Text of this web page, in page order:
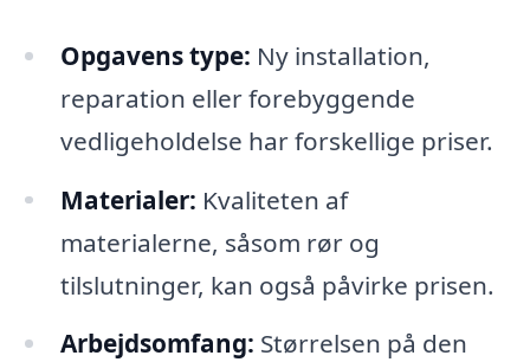
Opgavens type: Ny installation,
reparation eller forebyggende
vedligeholdelse har forskellige priser.
Materialer: Kvaliteten af
materialerne, såsom rør og
tilslutninger, kan også påvirke prisen.
Arbejdsomfang: Størrelsen på den